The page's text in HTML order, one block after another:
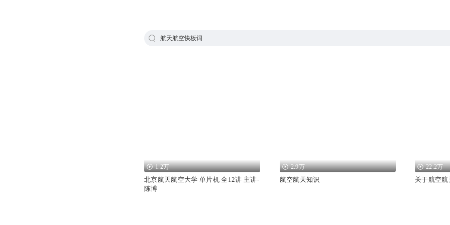
航天航空快板词
1.2万
北京航天航空大学 单片机 全12讲 主讲-
陈博
2.9万
航空航天知识
22.2万
关于航空航